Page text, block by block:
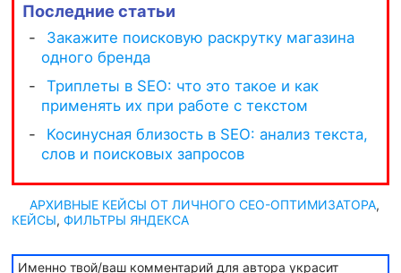
Последние статьи
АРХИВНЫЕ КЕЙСЫ ОТ ЛИЧНОГО СЕО-ОПТИМИЗАТОРА,
КЕЙСЫ,ФИЛЬТРЫ ЯНДЕКСА
Именно твой/ваш комментарий для автора украсит